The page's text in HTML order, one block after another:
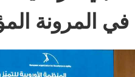
في المرونة